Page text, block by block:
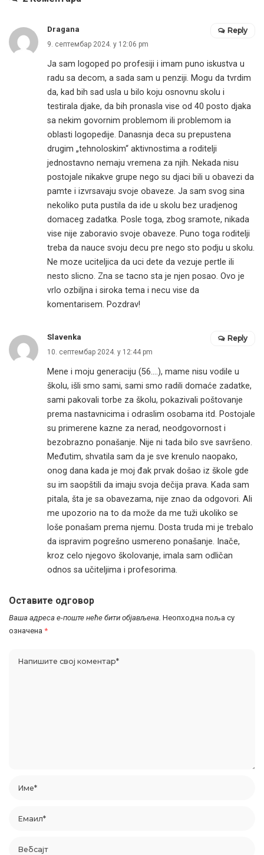
Dragana
9. септембар 2024. у 12:06 pm
Ja sam logoped po profesiji i imam puno iskustva u
radu sa decom, a sada sam u penziji. Mogu da tvrdim
da, kad bih sad usla u bilo koju osnovnu skolu i
testirala djake, da bih pronasla vise od 40 posto djaka
sa nekim govornim problemom ili problemom ia
oblasti logopedije. Danasnja deca su prepustena
drugim „tehnoloskim“ aktivnostima a roditelji
jednostavno nemaju vremena za njih. Nekada nisu
postojale nikakve grupe nego su djaci bili u obavezi da
pamte i izvrsavaju svoje obaveze. Ja sam svog sina
nekoliko puta pustila da ide u skolu bez uradjenog
domaceg zadatka. Posle toga, zbog sramote, nikada
vise nije zaboravio svoje obaveze. Puno toga roditelji
treba da nauce svoju decu pre nego sto podju u skolu.
Ne moze uciteljica da uci dete da vezuje pertle ili
nesto slicno. Zna se tacno sta je njen posao. Ovo je
vrlo ozbiljna i siroka tema i necu vise da
komentarisem. Pozdrav!
Reply
Slavenka
10. септембар 2024. у 12:44 pm
Mene i moju generaciju (56….), mame nisu vodile u
školu, išli smo sami, sami smo radili domaće zadatke,
sami pakovali torbe za školu, pokazivali poštovanje
prema nastavnicima i odraslim osobama itd. Postojale
su primerene kazne za nerad, neodgovornost i
bezobrazno ponašanje. Nije ni tada bilo sve savršeno.
Međutim, shvatila sam da je sve krenulo naopako,
onog dana kada je moj đak prvak došao iz škole gde
su im saopštili da imaju svoja dečija prava. Kada sam
pitala, šta je sa obavezama, nije znao da odgovori. Ali
me upozorio na to da može da me tuži ukoliko se
loše ponašam prema njemu. Dosta truda mi je trebalo
da ispravim pogrešno usmereno ponašanje. Inače,
kroz celo njegovo školovanje, imala sam odličan
odnos sa učiteljima i profesorima.
Reply
Оставите одговор
Ваша адреса е-поште неће бити објављена. Неопходна поља су
означена *